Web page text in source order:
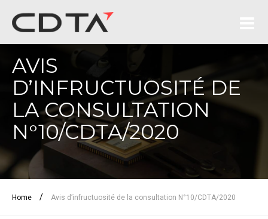
AVIS
D’INFRUCTUOSITÉ DE
LA CONSULTATION
N°10/CDTA/2020
Home / Avis d’infructuosité de la consultation N°10/CDTA/2020